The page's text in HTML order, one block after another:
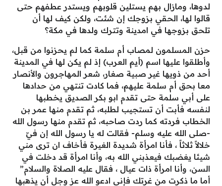
لدوها، ومازال بهم يستلين قلوبهم ويستدر عطفهم حتى
قالوا لها، الحقي بزوجك إن شئت، ولكن كيف لها أن
تلحق بزوجها في امدينة وتترك ولدها في مكة؟
حزن المسلمون لمصاب أم سلمة كما لم يحزنوا من قبل،
وأطلقوا عليها اسم (أيم العرب) إذ لم يكن لها في المدينة
أحد من ذويها غير صبية صغار، شعر المهاجرون والأنصار
معا بحق أم سلمة عليهم، فما كادت تنتهي من حدادها
على أبي سلمة حتى تقدم ابو بكر الصديق يخطبها
لنفسه فأبت أن تستجيب لطلبه، ثم تقدم منها عمر بن
الخطاب فردته كما ردت صاحبه، ثم تقدم منها رسول الله
-صلى الله عليه وسلم- فقالت له يا رسول الله إن فيّ
خلالاً ثلاثاً ، فأنا امرأة شديدة الغيرة فأخاف ان ترى مني
شيئا يغضبك فيعذبني الله به، وأنا امرأة قد دخلت في
السن، وأنا امرأة ذات عيال ، فقال عليه الصلاة والسلام”
أما ما ذكرت من غرتك فإني ادعو الله عز وجل أن يذهبها